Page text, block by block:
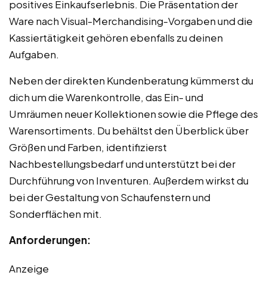
positives Einkaufserlebnis. Die Präsentation der
Ware nach Visual-Merchandising-Vorgaben und die
Kassiertätigkeit gehören ebenfalls zu deinen
Aufgaben.
Neben der direkten Kundenberatung kümmerst du
dich um die Warenkontrolle, das Ein- und
Umräumen neuer Kollektionen sowie die Pflege des
Warensortiments. Du behältst den Überblick über
Größen und Farben, identifizierst
Nachbestellungsbedarf und unterstützt bei der
Durchführung von Inventuren. Außerdem wirkst du
bei der Gestaltung von Schaufenstern und
Sonderflächen mit.
Anforderungen:
Anzeige